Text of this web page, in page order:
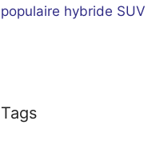
populaire hybride SUV
Tags